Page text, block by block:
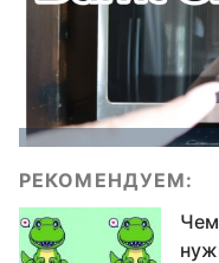
РЕКОМЕНДУЕМ:
Чем